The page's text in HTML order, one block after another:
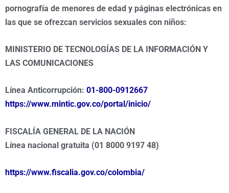
pornografía de menores de edad y páginas electrónicas en
las que se ofrezcan servicios sexuales con niños:
MINISTERIO DE TECNOLOGÍAS DE LA INFORMACIÓN Y
LAS COMUNICACIONES
Línea Anticorrupción: 01-800-0912667
https://www.mintic.gov.co/portal/inicio/
FISCALÍA GENERAL DE LA NACIÓN
Línea nacional gratuita (01 8000 9197 48)
https://www.fiscalia.gov.co/colombia/